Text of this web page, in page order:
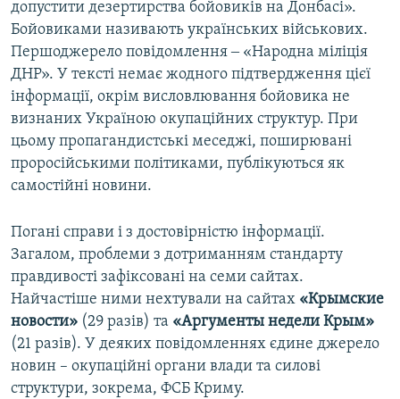
допустити дезертирства бойовиків на Донбасі».
Бойовиками називають українських військових.
Першоджерело повідомлення ‒ «Народна міліція
ДНР». У тексті немає жодного підтвердження цієї
інформації, окрім висловлювання бойовика не
визнаних Україною окупаційних структур. При
цьому пропагандистські меседжі, поширювані
проросійськими політиками, публікуються як
самостійні новини.
Погані справи і з достовірністю інформації.
Загалом, проблеми з дотриманням стандарту
правдивості зафіксовані на семи сайтах.
Найчастіше ними нехтували на сайтах «Крымские
новости» (29 разів) та «Аргументы недели Крым»
(21 разів). У деяких повідомленнях єдине джерело
новин – окупаційні органи влади та силові
структури, зокрема, ФСБ Криму.